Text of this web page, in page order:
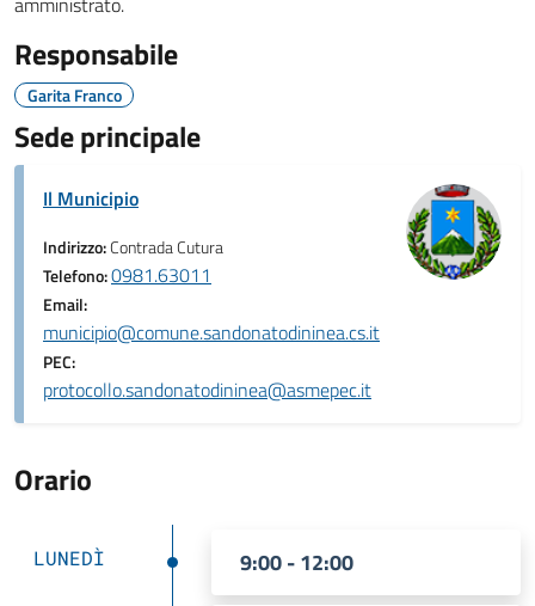
Responsabile
Garita Franco
Sede principale
Il Municipio
Indirizzo:Contrada Cutura
Telefono:0981.63011
Email:
municipio@comune.sandonatodininea.cs.it
PEC:
protocollo.sandonatodininea@asmepec.it
Orario
LUNEDÌ 9:00 - 12:00